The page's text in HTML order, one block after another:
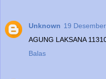
Unknown 19
AGUNG LAKSANA
Balas